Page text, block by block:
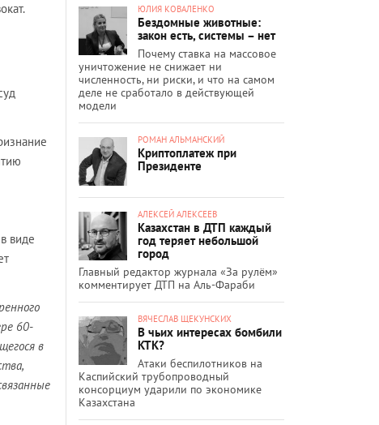
виде
60-
в
ЮЛИЯ КОВАЛЕНКО
Бездомные животные:
закон есть, системы – нет
Почему ставка на массовое
уничтожение не снижает ни
численность, ни риски, и что на самом
деле не сработало в действующей
модели
РОМАН АЛЬМАНСКИЙ
Криптоплатеж при
Президенте
АЛЕКСЕЙ АЛЕКСЕЕВ
Казахстан в ДТП каждый
год теряет небольшой
город
Главный редактор журнала «За рулём»
комментирует ДТП на Аль-Фараби
ВЯЧЕСЛАВ ЩЕКУНСКИХ
В чьих интересах бомбили
КТК?
Атаки беспилотников на
Каспийский трубопроводный
консорциум ударили по экономике
Казахстана